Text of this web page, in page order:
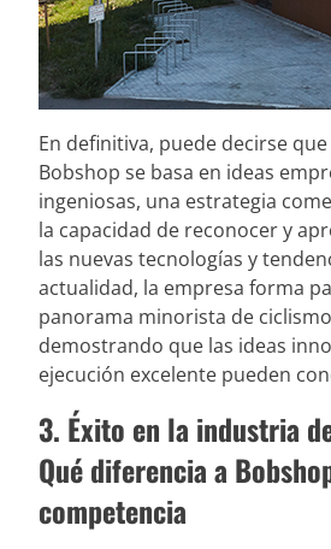
En definitiva, puede decirse
Bobshop se basa en ideas
ingeniosas, una estrategia
la capacidad de reconocer y
las nuevas tecnologías y
actualidad, la empresa forma
panorama minorista de
demostrando que las ideas
ejecución excelente pueden
3. Éxito en la industria
Qué diferencia a
competencia